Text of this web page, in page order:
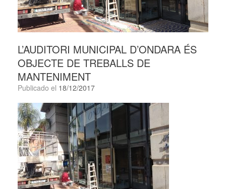
L’AUDITORI MUNICIPAL D’ONDARA ÉS
OBJECTE DE TREBALLS DE
MANTENIMENT
Publicado el 18/12/2017